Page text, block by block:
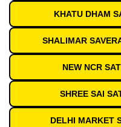
KHATU DHAM
SHALIMAR
NEW NCR
SHREE SAI
DELHI MARKET